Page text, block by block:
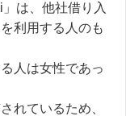
は、他社借り入
利用する人のも
人は女性であっ
れているため、